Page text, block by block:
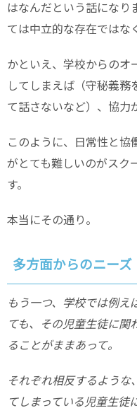
はなんだという話になり
ては中立的な存在ではな
かといえ、学校からのオ
してしまえば（守秘義
て話さないなど）、協力
このように、日常性と
がとても難しいのがスク
す。
本当にその通り。
多方面からのニーズ
もう一つ、学校では例
ても、その児童生徒に
ることがままあって。
それぞれ相反するよう
てしまっている児童生